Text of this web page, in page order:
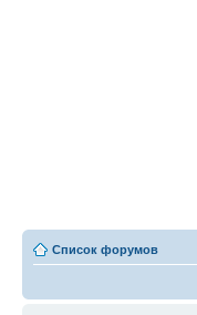
Список форумов